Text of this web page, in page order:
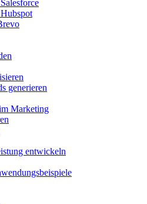
generieren
Marketing
entwickeln